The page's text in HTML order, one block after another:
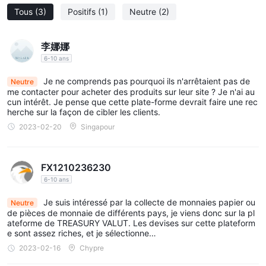
éducatif sur les devises mondiales. cependant, il est important
de considérer les risques potentiels associés à TREASURY
y a un manque de transparence concernant les coffres-forts et
les voûtes proposés. les avis des utilisateurs sur wikifx sont
mitigés, et il convient de noter que les clients doivent passer un
appel téléphonique pour se renseigner sur les prix de l'or et de
l'argent.
est TREASURY VAULT légitime?
soigneusement examiné et il a été déterminé que le courtier
opère actuellement sans réglementation valide. il est important
risques potentiels pour les personnes qui envisagent de
s'engager avec ce courtier. par conséquent, il faut faire preuve
de prudence lorsqu'il s'agit de TREASURY VAULT .
Tous (3) Positifs (1) Neutre (2)
李娜娜
6-10 ans
Neutre
Je ne comprends pas pourquoi ils n'arrêtaient pas de
me contacter pour acheter des produits sur leur site ? Je n'ai au
cun intérêt. Je pense que cette plate-forme devrait faire une rec
herche sur la façon de cibler les clients.
2023-02-20 Singapour
FX1210236230
6-10 ans
Neutre
Je suis intéressé par la collecte de monnaies papier ou
de pièces de monnaie de différents pays, je viens donc sur la pl
ateforme de TREASURY VALUT. Les devises sur cette plateform
e sont assez riches, et je sélectionne…
2023-02-16 Chypre